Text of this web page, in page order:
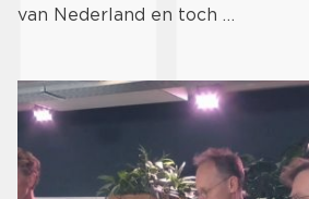
van Nederland en toch …